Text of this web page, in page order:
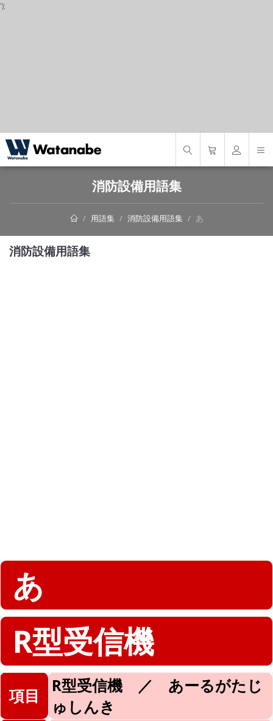
');
消防設備用語集
用語集 消防設備用語集 あ
消防設備用語集
あ
R型受信機
項目
R型受信機 ／ あーるがたじ
ゅしんき